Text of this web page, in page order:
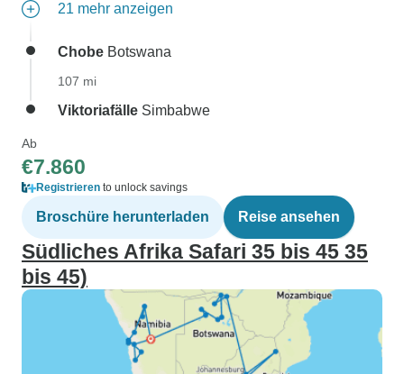
21 mehr anzeigen
Chobe Botswana
107 mi
Viktoriafälle Simbabwe
Ab
€7.860
Registrieren to unlock savings
Broschüre herunterladen Reise ansehen
Südliches Afrika Safari 35 bis 45 35
bis 45)